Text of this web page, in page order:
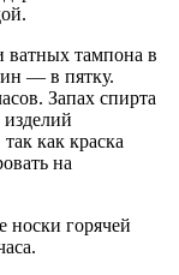
ватных тампона в
— в пятку.
Запах спирта
как краска
на
носки горячей